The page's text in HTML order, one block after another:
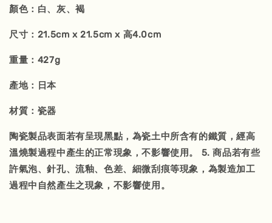
顏色：白、灰、褐
尺寸：21.5cm x 21.5cm x 高4.0cm
重量：427g
產地：日本
材質：瓷器
陶瓷製品表面若有呈現黑點，為瓷土中所含有的鐵質，經高
溫燒製過程中產生的正常現象，不影響使用。 5. 商品若有些
許氣泡、針孔、流釉、色差、細微刮痕等現象，為製造加工
過程中自然產生之現象，不影響使用。